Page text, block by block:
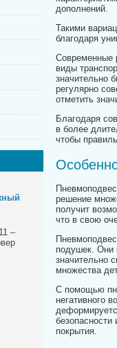
дополнений.
Такими
благодаря
Современные
виды
значительно
регулярно
отметить
Благодаря
в более
чтобы
решение
получит
что в свою
подушек. Они
значительно
множества
С помощью
негативного
безопасности
покрытия.